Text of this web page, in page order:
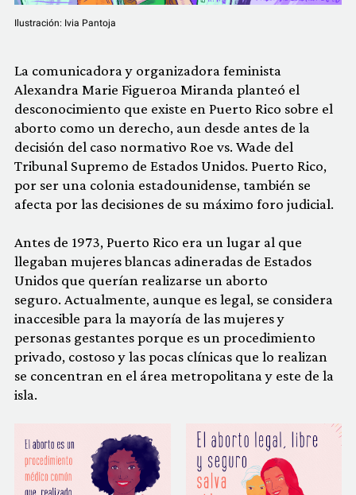
Ilustración: Ivia Pantoja
La comunicadora y organizadora feminista
Alexandra Marie Figueroa Miranda planteó el
desconocimiento que existe en Puerto Rico sobre el
aborto como un derecho, aun desde antes de la
decisión del caso normativo Roe vs. Wade del
Tribunal Supremo de Estados Unidos. Puerto Rico,
por ser una colonia estadounidense, también se
afecta por las decisiones de su máximo foro judicial.
Antes de 1973, Puerto Rico era un lugar al que
llegaban mujeres blancas adineradas de Estados
Unidos que querían realizarse un aborto
seguro. Actualmente, aunque es legal, se considera
inaccesible para la mayoría de las mujeres y
personas gestantes porque es un procedimiento
privado, costoso y las pocas clínicas que lo realizan
se concentran en el área metropolitana y este de la
isla.